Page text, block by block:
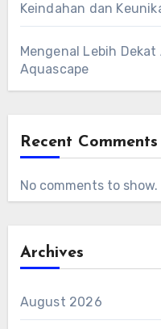
Keindahan dan
Mengenal Lebih
Aquascape
Recent Comments
No comments to show.
Archives
August 2026